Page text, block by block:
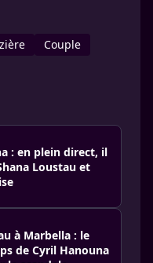
Couple
: en plein direct, il
Loustau et
à Marbella : le
de Cyril Hanouna